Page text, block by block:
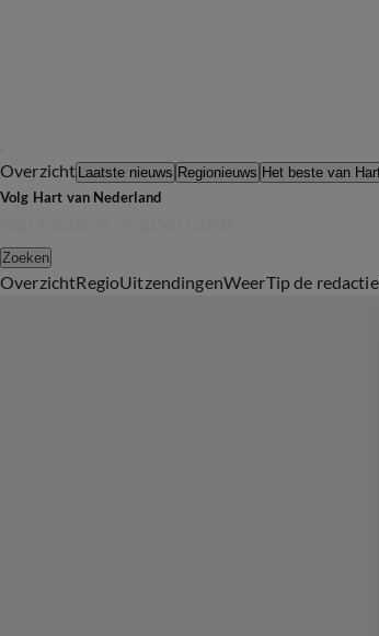
Overzicht Laatste nieuws Regionieuws Het beste van
Volg Hart van Nederland
Zoeken
OverzichtRegioUitzendingenWeerTip de redactie